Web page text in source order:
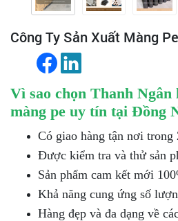
Công Ty Sản Xuất Màng
Vì sao chọn Thanh Ngân
màng pe uy tín tại Đồng
Có giao hàng tận nơi trong
Được kiểm tra và thử sản
Sản phẩm cam kết mới
Khả năng cung ứng số
Hàng đẹp và đa dạng về